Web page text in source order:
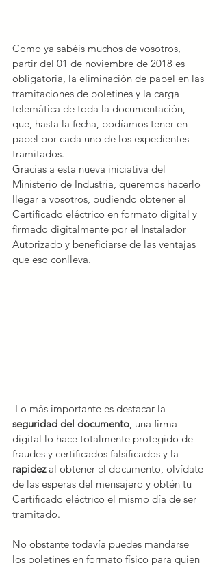
Como ya sabéis muchos de vosotros,
partir del 01 de noviembre de 2018 es
obligatoria, la eliminación de papel en las
tramitaciones de boletines y la carga
telemática de toda la documentación,
que, hasta la fecha, podíamos tener en
papel por cada uno de los expedientes
tramitados.
Gracias a esta nueva iniciativa del
Ministerio de Industria, queremos hacerlo
llegar a vosotros, pudiendo obtener el
Certificado eléctrico en formato digital y
firmado digitalmente por el Instalador
Autorizado y beneficiarse de las ventajas
que eso conlleva.
Lo más importante es destacar la
seguridad del documento, una firma
digital lo hace totalmente protegido de
fraudes y certificados falsificados y la
rapidez al obtener el documento, olvídate
de las esperas del mensajero y obtén tu
Certificado eléctrico el mismo día de ser
tramitado.
No obstante todavía puedes mandarse
los boletines en formato físico para quien